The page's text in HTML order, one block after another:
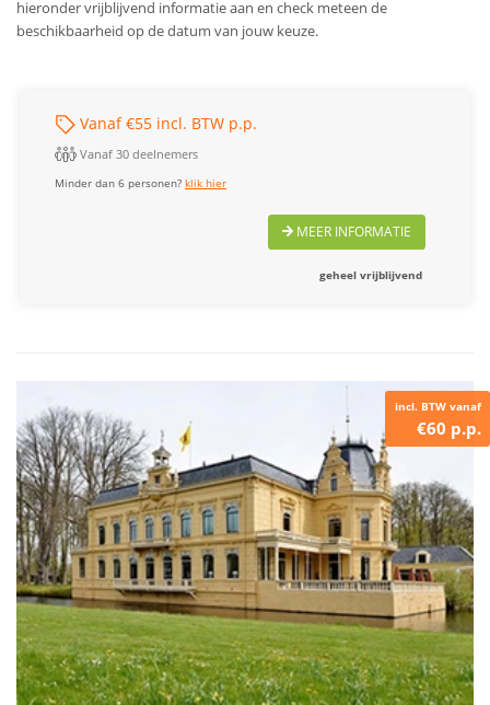
hieronder vrijblijvend informatie aan en check meteen de
beschikbaarheid op de datum van jouw keuze.
Vanaf €55 incl. BTW p.p.
Vanaf 30 deelnemers
Minder dan 6 personen?klik hier
MEER INFORMATIE
geheel vrijblijvend
incl. BTW vanaf
€60 p.p.